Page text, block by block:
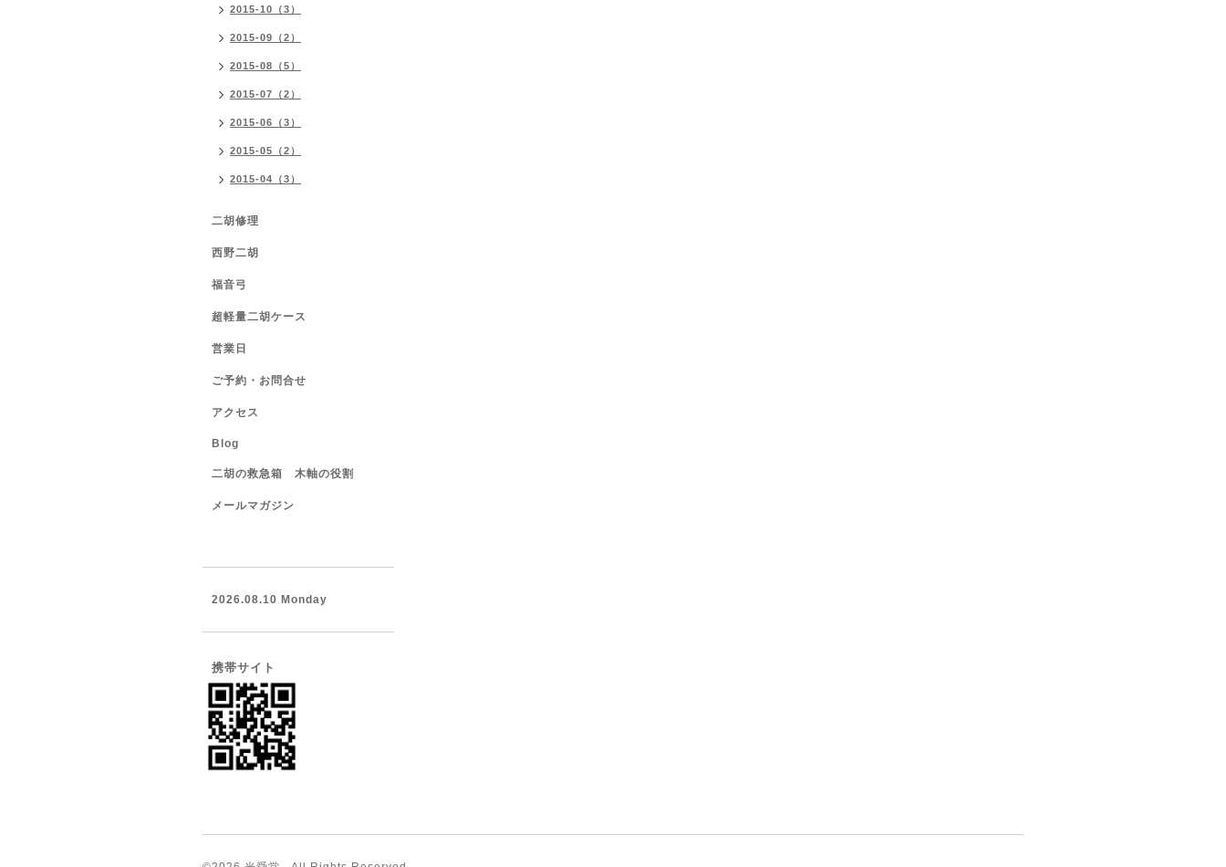
2015-10（3）
2015-09（2）
2015-08（5）
2015-07（2）
2015-06（3）
2015-05（2）
2015-04（3）
二胡修理
西野二胡
福音弓
超軽量二胡ケース
営業日
ご予約・お問合せ
アクセス
Blog
二胡の救急箱 木軸の役割
メールマガジン
2026.08.10 Monday
携帯サイト